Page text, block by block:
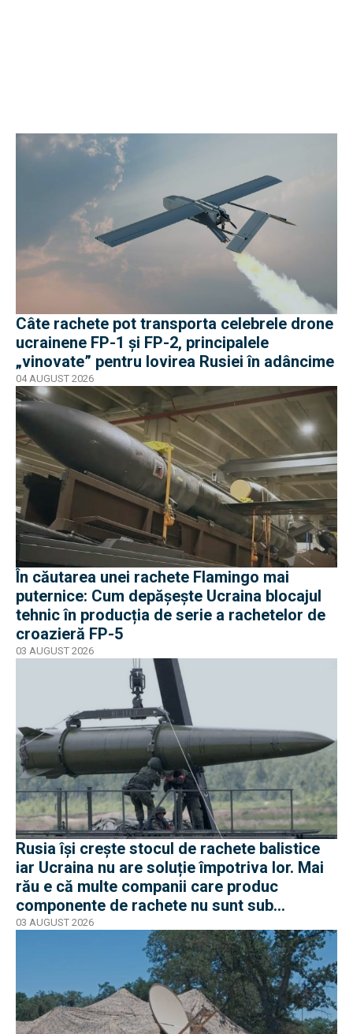
Câte rachete pot transporta celebrele drone
ucrainene FP-1 și FP-2, principalele
„vinovate” pentru lovirea Rusiei în adâncime
04 AUGUST 2026
În căutarea unei rachete Flamingo mai
puternice: Cum depășește Ucraina blocajul
tehnic în producția de serie a rachetelor de
croazieră FP-5
03 AUGUST 2026
Rusia își crește stocul de rachete balistice
iar Ucraina nu are soluție împotriva lor. Mai
rău e că multe companii care produc
componente de rachete nu sunt sub
sancțiuni în Occident
03 AUGUST 2026